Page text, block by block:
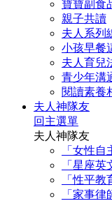
寶寶副食
親子共讀
夫人系列
小孩早餐
夫人育兒
青少年溝
閱讀素養
夫人神隊友
回主選單
夫人神隊友
「女性
「星座
「性平
「家事